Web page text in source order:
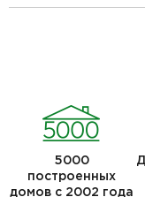
5000
построенных
домов с 2002 года